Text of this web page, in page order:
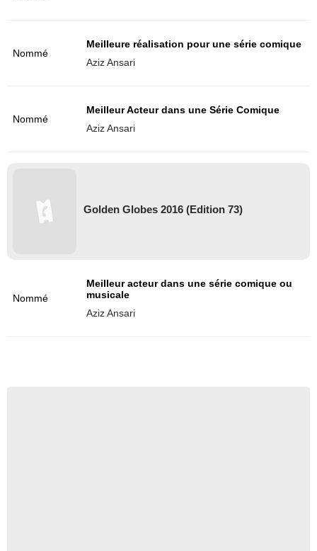
Nommé
Meilleure réalisation pour une série comique
Aziz Ansari
Nommé
Meilleur Acteur dans une Série Comique
Aziz Ansari
Golden Globes 2016 (Edition 73)
Nommé
Meilleur acteur dans une série comique ou
musicale
Aziz Ansari